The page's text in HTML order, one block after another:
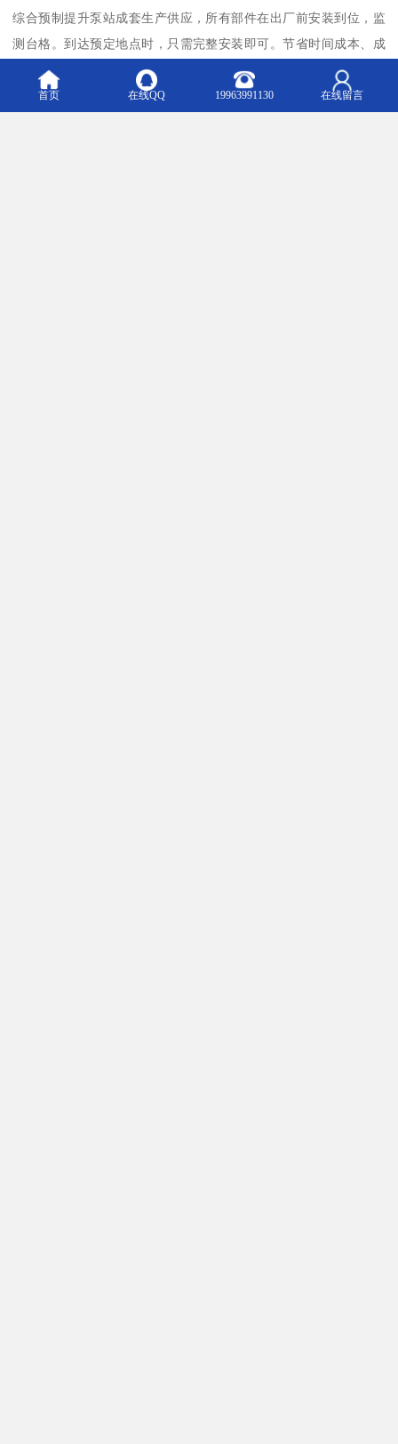
综合预制提升泵站成套生产供应，所有部件在出厂前安装到位，监
测台格。到达预定地点时，只需完整安装即可。节省时间成本、成
本和安装调试成本。
首页 在线QQ 19963991130 在线留言